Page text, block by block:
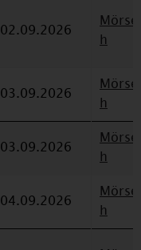
02.09.2026
h
03.09.2026
h
03.09.2026
h
04.09.2026
h